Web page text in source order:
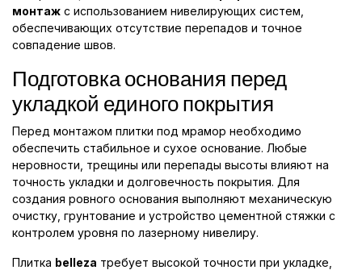
монтаж с использованием нивелирующих систем,
обеспечивающих отсутствие перепадов и точное
совпадение швов.
Подготовка основания перед
укладкой единого покрытия
Перед монтажом плитки под мрамор необходимо
обеспечить стабильное и сухое основание. Любые
неровности, трещины или перепады высоты влияют на
точность укладки и долговечность покрытия. Для
создания ровного основания выполняют механическую
очистку, грунтование и устройство цементной стяжки с
контролем уровня по лазерному нивелиру.
Плитка belleza требует высокой точности при укладке,